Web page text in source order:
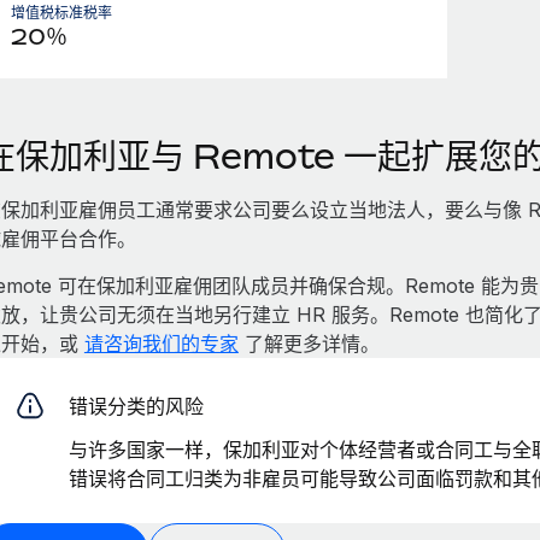
增值税标准税率
20％
保加利亚与 Remote 一起扩展您
加利亚雇佣员工通常要求公司要么设立当地法人，要么与像
佣平台合作。
可在保加利亚雇佣团队成员并确保合规。Remote 能为
，让贵公司无须在当地另行建立 HR 服务。Remote 也简化
始，或 请咨询我们的专家 了解更多详情。
错误分类的风险
与许多国家一样，保加利亚对个体经营者或合同工与
错误将合同工归类为非雇员可能导致公司面临罚款和其